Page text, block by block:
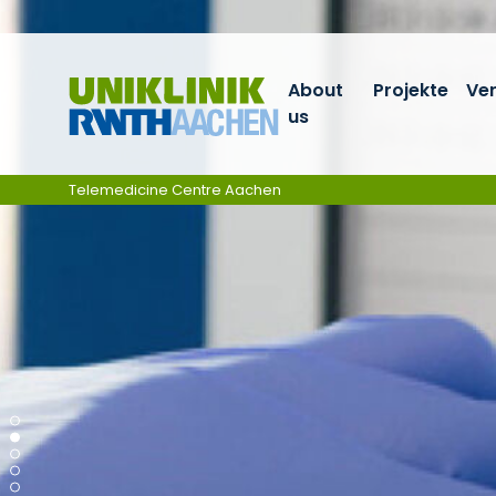
About
us
Projekte
Telemedicine Centre Aachen